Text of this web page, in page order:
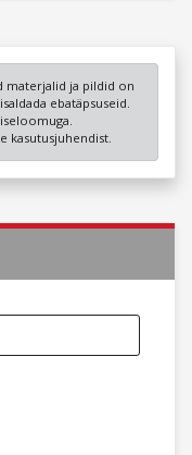
materjalid ja pildid on
ebatäpsuseid.
kasutusjuhendist.